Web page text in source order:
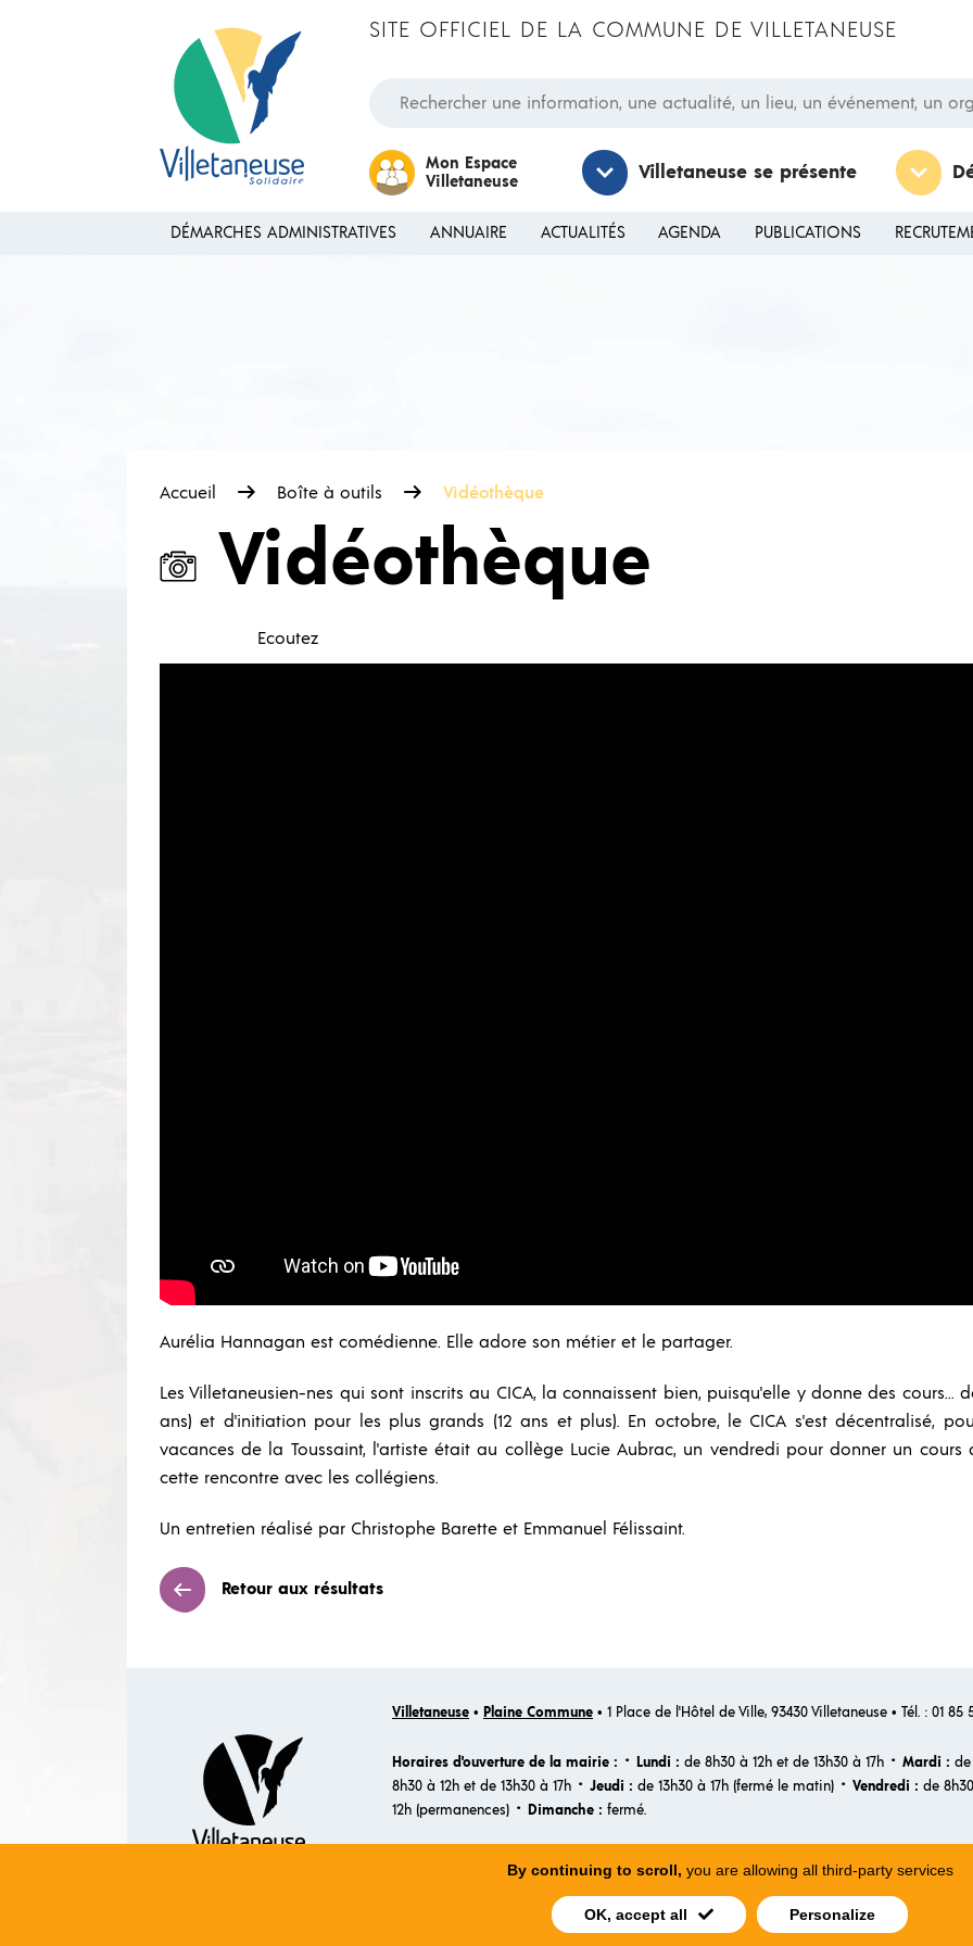
SITE OFFICIEL DE LA COMMUNE DE VILLETANEUSE
Rechercher une information, une actualité, un lieu, un événement, un
Mon Espace
Villetaneuse
Villetaneuse se présente
DÉMARCHES ADMINISTRATIVES ANNUAIRE ACTUALITÉS AGENDA PUBLICATIONS
Accueil Boîte à outils Vidéothèque
Vidéothèque
Ecoutez
Aurélia Hannagan est comédienne. Elle adore son métier et le partager.
Les Villetaneusien-nes qui sont inscrits au CICA, la connaissent bien, puisqu'elle y donne des cours...
ans) et d'initiation pour les plus grands (12 ans et plus). En octobre, le CICA s'est décentralisé,
vacances de la Toussaint, l'artiste était au collège Lucie Aubrac, un vendredi pour donner un cours
cette rencontre avec les collégiens.
Un entretien réalisé par Christophe Barette et Emmanuel Félissaint.
Retour aux résultats
Villetaneuse • Plaine Commune • 1 Place de l'Hôtel de Ville, 93430 Villetaneuse • Tél. : 01 85
Horaires d'ouverture de la mairie : · Lundi : de 8h30 à 12h et de 13h30 à 17h · Mardi : de
8h30 à 12h et de 13h30 à 17h · Jeudi : de 13h30 à 17h (fermé le matin) · Vendredi : de
12h (permanences) ·​ Dimanche : fermé.
PLAN DU SITE MENTION LÉGALES ACCESSIBILITÉ
By continuing to scroll, you are allowing all third-party services
OK, accept all Personalize